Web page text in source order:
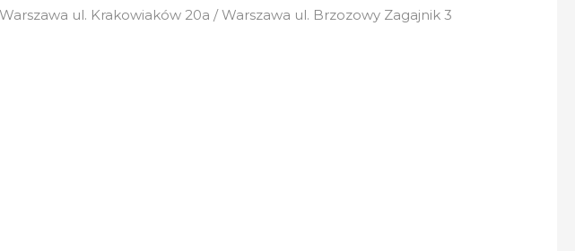
Warszawa ul. Krakowiaków 20a / Warszawa ul. Brzozowy Zagajnik 3